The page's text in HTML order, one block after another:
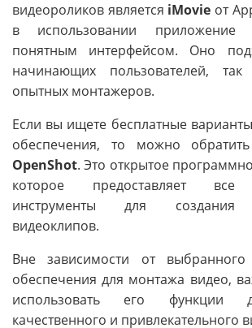
видеороликов является iMovie от
в использовании приложение
понятным интерфейсом. Оно
начинающих пользователей,
опытных монтажеров.
Если вы ищете бесплатные
обеспечения, то можно
OpenShot. Это открытое
которое предоставляет все
инструменты для создания
видеоклипов.
Вне зависимости от выбранного
обеспечения для монтажа видео,
использовать его функции
качественного и привлекательного